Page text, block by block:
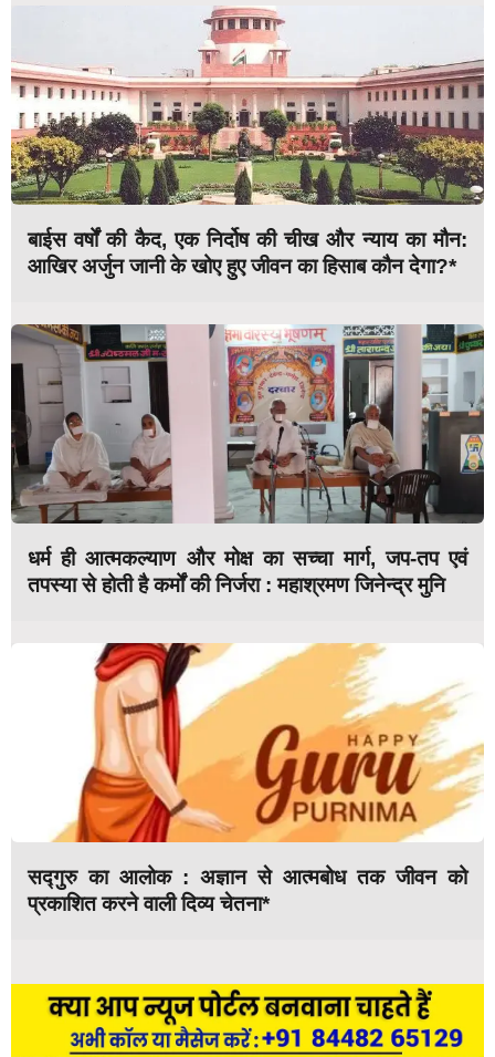
बाईस वर्षों की कैद, एक निर्दोष की चीख और न्याय का मौन:
आखिर अर्जुन जानी के खोए हुए जीवन का हिसाब कौन देगा?*
धर्म ही आत्मकल्याण और मोक्ष का सच्चा मार्ग, जप-तप एवं
तपस्या से होती है कर्मों की निर्जरा : महाश्रमण जिनेन्द्र मुनि
सद्गुरु का आलोक : अज्ञान से आत्मबोध तक जीवन को
प्रकाशित करने वाली दिव्य चेतना*